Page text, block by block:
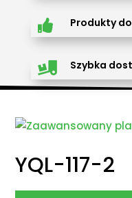
 Produkty
 Szybka
YQL-117-2